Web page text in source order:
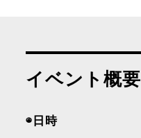
イベント概要
◉日時